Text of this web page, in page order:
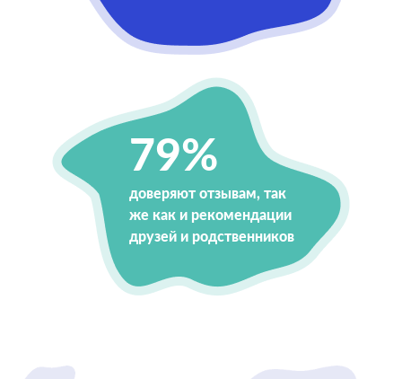
79%
доверяют отзывам, так
же как и рекомендации
друзей и родственников